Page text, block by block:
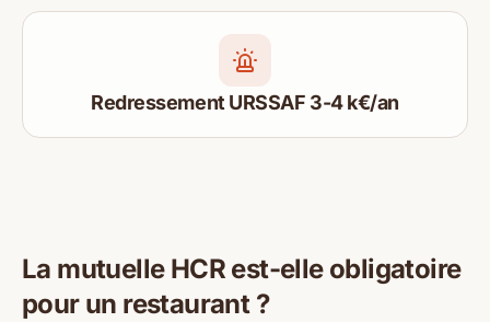
Redressement URSSAF 3-4 k€/an
La mutuelle HCR est-elle obligatoire
pour un restaurant ?